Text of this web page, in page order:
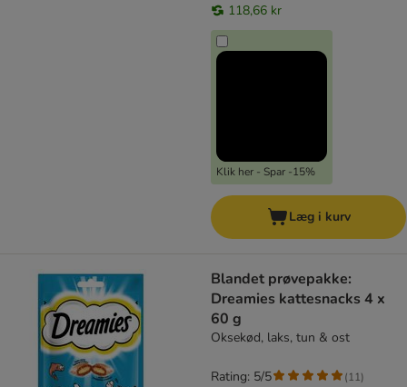
118,66 kr
Klik her - Spar -15%
Læg i kurv
Blandet prøvepakke:
Dreamies kattesnacks 4 x
60 g
Oksekød, laks, tun & ost
Rating: 5/5 (11)